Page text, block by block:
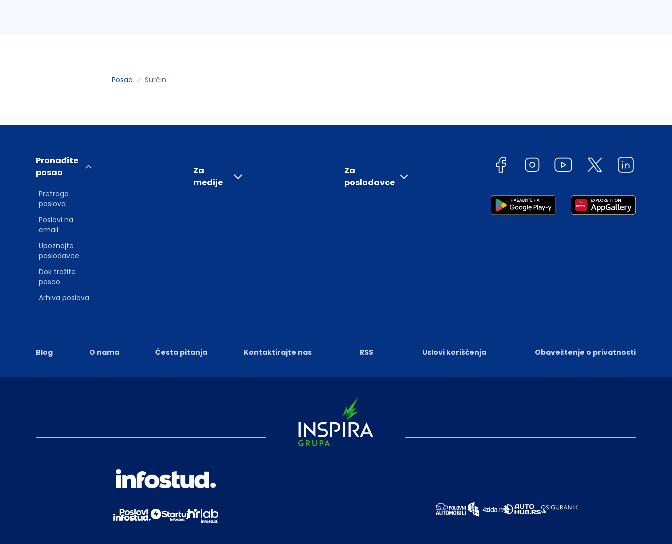
Posao Surčin
Blog O nama Česta pitanja Kontaktirajte nas RSS Uslovi korišćenja Obaveštenje o privatnosti
Pronađite
posao
Pretraga
poslova
Poslovi na
email
Upoznajte
poslodavce
Dok tražite
posao
Arhiva poslova
Za
medije
Za
poslodavce